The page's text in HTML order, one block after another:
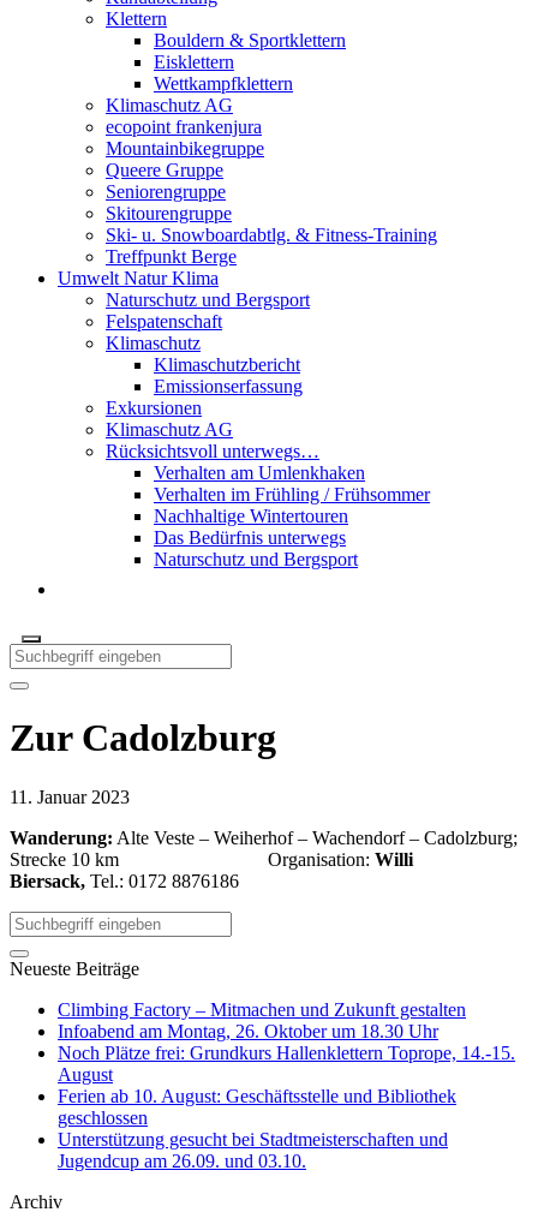
Klettern
Bouldern & Sportklettern
Eisklettern
Wettkampfklettern
Klimaschutz AG
ecopoint frankenjura
Mountainbikegruppe
Queere Gruppe
Seniorengruppe
Skitourengruppe
Ski- u. Snowboardabtlg. & Fitness-Training
Treffpunkt Berge
Umwelt Natur Klima
Naturschutz und Bergsport
Felspatenschaft
Klimaschutz
Klimaschutzbericht
Emissionserfassung
Exkursionen
Klimaschutz AG
Rücksichtsvoll unterwegs…
Verhalten am Umlenkhaken
Verhalten im Frühling / Frühsommer
Nachhaltige Wintertouren
Das Bedürfnis unterwegs
Naturschutz und Bergsport
Zur Cadolzburg
11. Januar 2023
Wanderung: Alte Veste – Weiherhof – Wachendorf – Cadolzburg;
Strecke 10 km Organisation: Willi
Biersack, Tel.: 0172 8876186
Neueste Beiträge
Climbing Factory – Mitmachen und Zukunft gestalten
Infoabend am Montag, 26. Oktober um 18.30 Uhr
Noch Plätze frei: Grundkurs Hallenklettern Toprope, 14.-15.
August
Ferien ab 10. August: Geschäftsstelle und Bibliothek
geschlossen
Unterstützung gesucht bei Stadtmeisterschaften und
Jugendcup am 26.09. und 03.10.
Archiv